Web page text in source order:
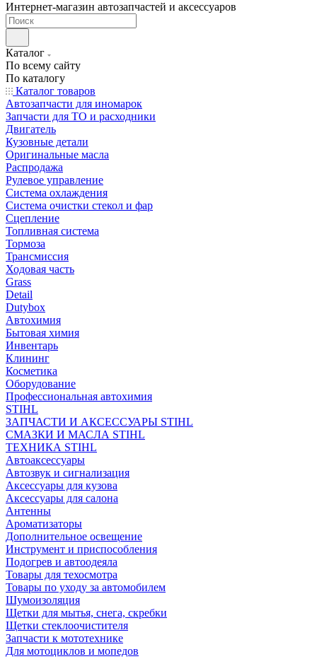
Интернет-магазин автозапчастей и аксессуаров
Каталог
По всему сайту
По каталогу
Каталог товаров
Автозапчасти для иномарок
Запчасти для ТО и расходники
Двигатель
Кузовные детали
Оригинальные масла
Распродажа
Рулевое управление
Система охлаждения
Система очистки стекол и фар
Сцепление
Топливная система
Тормоза
Трансмиссия
Ходовая часть
Grass
Detail
Dutybox
Автохимия
Бытовая химия
Инвентарь
Клининг
Косметика
Оборудование
Профессиональная автохимия
STIHL
ЗАПЧАСТИ И АКСЕССУАРЫ STIHL
СМАЗКИ И МАСЛА STIHL
ТЕХНИКА STIHL
Автоаксессуары
Автозвук и сигнализация
Аксессуары для кузова
Аксессуары для салона
Антенны
Ароматизаторы
Дополнительное освещение
Инструмент и приспособления
Подогрев и автоодеяла
Товары для техосмотра
Товары по уходу за автомобилем
Шумоизоляция
Щетки для мытья, снега, скребки
Щетки стеклоочистителя
Запчасти к мототехнике
Для мотоциклов и мопедов